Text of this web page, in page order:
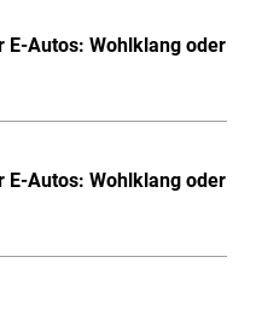
E-Autos: Wohlklang oder
E-Autos: Wohlklang oder